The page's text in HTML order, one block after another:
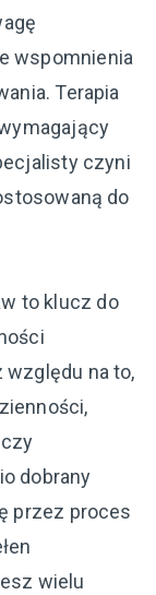
wspomnienia
Terapia
czyni
do
to klucz do
na to,
dobrany
przez proces
wielu